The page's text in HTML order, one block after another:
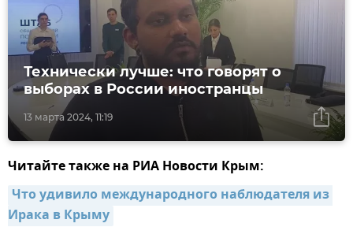
13 марта 2024, 11:19
Технически лучше: что говорят о
выборах в России иностранцы
Читайте также на РИА Новости Крым:
Что удивило международного наблюдателя из
Ирака в Крыму